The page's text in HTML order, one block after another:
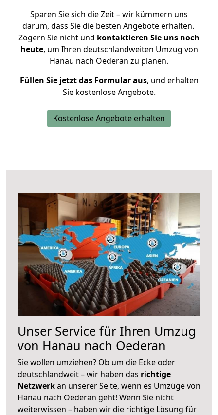
Sparen Sie sich die Zeit – wir kümmern uns
darum, dass Sie die besten Angebote erhalten.
Zögern Sie nicht und kontaktieren Sie uns noch
heute, um Ihren deutschlandweiten Umzug von
Hanau nach Oederan zu planen.
Füllen Sie jetzt das Formular aus, und erhalten
Sie kostenlose Angebote.
Kostenlose Angebote erhalten
Unser Service für Ihren Umzug
von Hanau nach Oederan
Sie wollen umziehen? Ob um die Ecke oder
deutschlandweit – wir haben das richtige
Netzwerkan unserer Seite, wenn es Umzüge von
Hanau nach Oederan geht! Wenn Sie nicht
weiterwissen – haben wir die richtige Lösung für